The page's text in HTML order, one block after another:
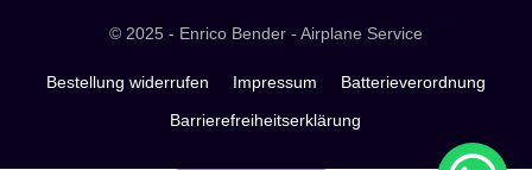
© 2025 - Enrico Bender - Airplane Service
Bestellung widerrufen Impressum
Batterieverordnung
Barrierefreiheitserklärung